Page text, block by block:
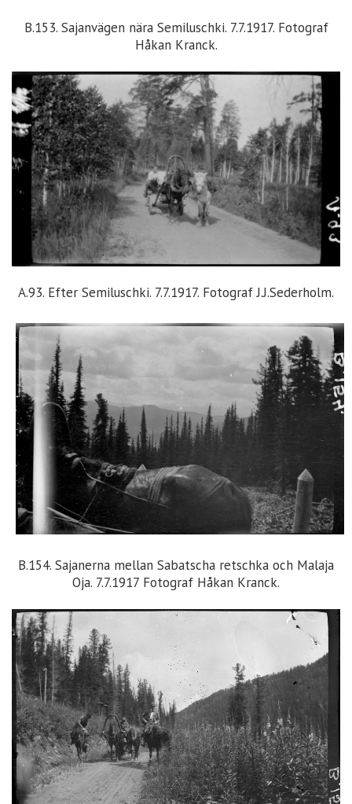
B.153. Sajanvägen nära Semiluschki. 7.7.1917. Fotograf
Håkan Kranck.
A.93. Efter Semiluschki. 7.7.1917. Fotograf J.J.Sederholm.
B.154. Sajanerna mellan Sabatscha retschka och Malaja
Oja. 7.7.1917 Fotograf Håkan Kranck.